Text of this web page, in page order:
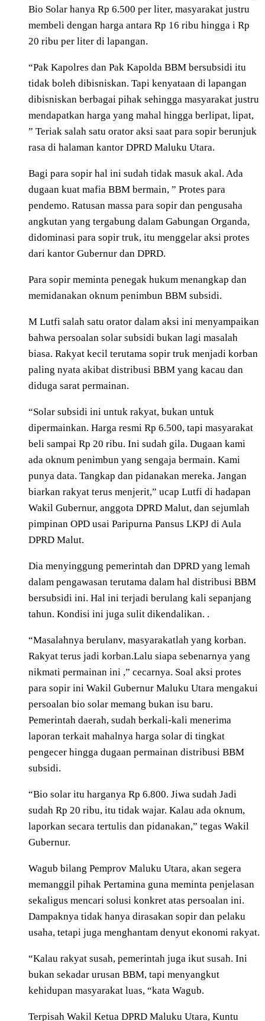
Bio Solar hanya Rp 6.500 per liter, masyarakat justru
membeli dengan harga antara Rp 16 ribu hingga i Rp
20 ribu per liter di lapangan.
“Pak Kapolres dan Pak Kapolda BBM bersubsidi itu
tidak boleh dibisniskan. Tapi kenyataan di lapangan
dibisniskan berbagai pihak sehingga masyarakat justru
mendapatkan harga yang mahal hingga berlipat, lipat,
” Teriak salah satu orator aksi saat para sopir berunjuk
rasa di halaman kantor DPRD Maluku Utara.
Bagi para sopir hal ini sudah tidak masuk akal. Ada
dugaan kuat mafia BBM bermain, ” Protes para
pendemo. Ratusan massa para sopir dan pengusaha
angkutan yang tergabung dalam Gabungan Organda,
didominasi para sopir truk, itu menggelar aksi protes
dari kantor Gubernur dan DPRD.
Para sopir meminta penegak hukum menangkap dan
memidanakan oknum penimbun BBM subsidi.
M Lutfi salah satu orator dalam aksi ini menyampaikan
bahwa persoalan solar subsidi bukan lagi masalah
biasa. Rakyat kecil terutama sopir truk menjadi korban
paling nyata akibat distribusi BBM yang kacau dan
diduga sarat permainan.
“Solar subsidi ini untuk rakyat, bukan untuk
dipermainkan. Harga resmi Rp 6.500, tapi masyarakat
beli sampai Rp 20 ribu. Ini sudah gila. Dugaan kami
ada oknum penimbun yang sengaja bermain. Kami
punya data. Tangkap dan pidanakan mereka. Jangan
biarkan rakyat terus menjerit,” ucap Lutfi di hadapan
Wakil Gubernur, anggota DPRD Malut, dan sejumlah
pimpinan OPD usai Paripurna Pansus LKPJ di Aula
DPRD Malut.
Dia menyinggung pemerintah dan DPRD yang lemah
dalam pengawasan terutama dalam hal distribusi BBM
bersubsidi ini. Hal ini terjadi berulang kali sepanjang
tahun. Kondisi ini juga sulit dikendalikan. .
“Masalahnya berulanv, masyarakatlah yang korban.
Rakyat terus jadi korban.Lalu siapa sebenarnya yang
nikmati permainan ini ,” cecarnya. Soal aksi protes
para sopir ini Wakil Gubernur Maluku Utara mengakui
persoalan bio solar memang bukan isu baru.
Pemerintah daerah, sudah berkali-kali menerima
laporan terkait mahalnya harga solar di tingkat
pengecer hingga dugaan permainan distribusi BBM
subsidi.
“Bio solar itu harganya Rp 6.800. Jiwa sudah Jadi
sudah Rp 20 ribu, itu tidak wajar. Kalau ada oknum,
laporkan secara tertulis dan pidanakan,” tegas Wakil
Gubernur.
Wagub bilang Pemprov Maluku Utara, akan segera
memanggil pihak Pertamina guna meminta penjelasan
sekaligus mencari solusi konkret atas persoalan ini.
Dampaknya tidak hanya dirasakan sopir dan pelaku
usaha, tetapi juga menghantam denyut ekonomi rakyat.
“Kalau rakyat susah, pemerintah juga ikut susah. Ini
bukan sekadar urusan BBM, tapi menyangkut
kehidupan masyarakat luas, “kata Wagub.
Terpisah Wakil Ketua DPRD Maluku Utara, Kuntu